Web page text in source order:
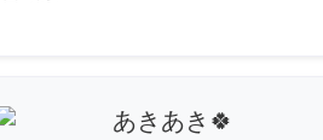
あきあき🍀